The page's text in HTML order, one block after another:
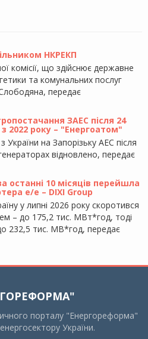
НКРЕКП
комісії, що здійснює державне
та комунальних послуг
передає
ЗАЕС після 24
2022 року – "Енергоатом"
України на Запорізьку АЕС після
відновлено, передає
останні 10 місяців перейшла
е/е – DIXI Group
у липні 2026 року скоротився
– до 175,2 тис. МВт*год, тоді
232,5 тис. МВ*год, передає
порталу "Енергореформа"
України.